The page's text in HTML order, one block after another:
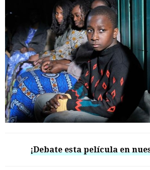
¡Debate esta película en